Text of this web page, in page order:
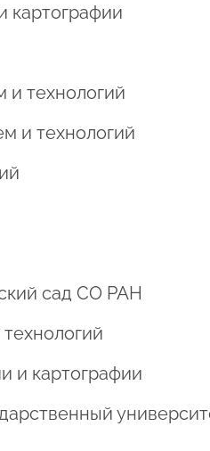
картографии
и технологий
и технологий
сад СО РАН
и картографии